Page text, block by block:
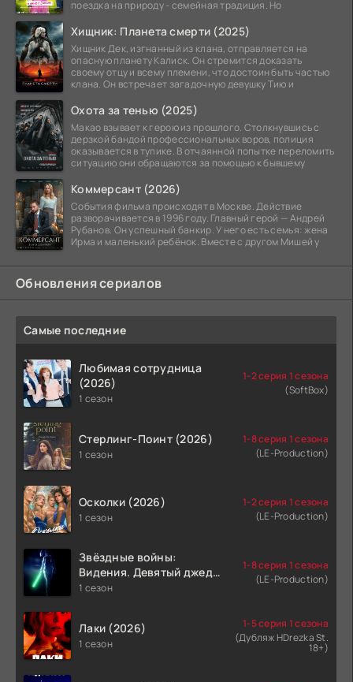
поездка на природу - семейная традиция. Но
Хищник: Планета смерти (2025)
Хищник Дек, изгнанный из клана, отправляется на
опасную планету Калиск. Он стремится доказать
своему отцу и всему племени, что достоин быть частью
клана. Он встречает загадочную девушку Тию и
Охота за тенью (2025)
Макао взывает к герою из прошлого. Столкнувшись с
дерзкой бандой профессиональных воров, полиция
оказывается в тупике. В отчаянной попытке переломить
ситуацию они обращаются за помощью к бывшему
Коммерсант (2026)
События фильма происходят в Москве. Действие
разворачивается в 1996 году. Главный герой — Андрей
Рубанов. Он успешный банкир. У него есть семья: жена
Ирма и маленький ребёнок. Вместе с другом Мишей у
Обновления сериалов
Самые последние
Любимая сотрудница
(2026)
1 сезон
1-2 серия 1 сезона
(SoftBox)
Стерлинг-Поинт (2026)
1 сезон
1-8 серия 1 сезона
(LE-Production)
Осколки (2026)
1 сезон
1-2 серия 1 сезона
(LE-Production)
Звёздные войны:
Видения. Девятый джедай
(2026)
1 сезон
1-8 серия 1 сезона
(LE-Production)
Лаки (2026)
1 сезон
1-5 серия 1 сезона
(Дубляж HDrezka St.
18+)